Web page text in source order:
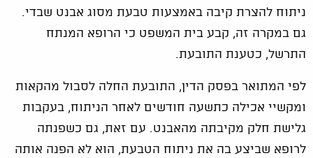
ניתוח להצרת קיבה באמצעות טבעת מסוג אבנט שבדי.
גם במקרה זה, קבע בית המשפט כי הרופא המנתח
התרשל, כטענת התובעת.
לפי המתואר בפסק הדין, התובעת החלה לסבול מהקאות
ומקשיי אכילה כתשעה חודשים לאחר הניתוח, בעקבות
גלישת חלק מקיבתה מהאבנט. עם זאת, גם כשפנתה
לרופא שביצע בה את ניתוח הטבעת, הוא לא הפנה אותה